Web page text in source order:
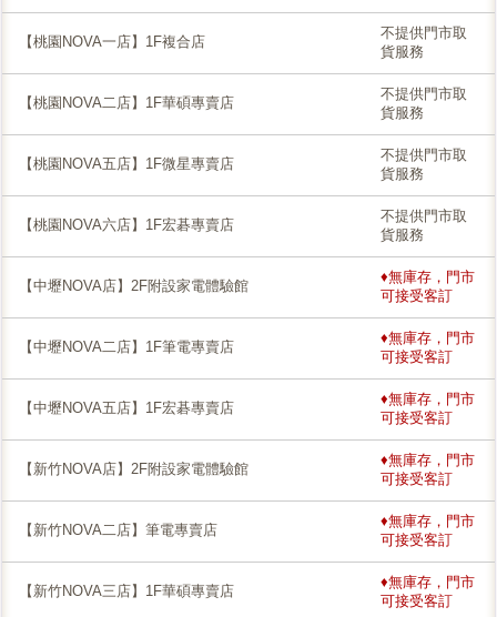
【桃園NOVA一店】1F複合店
不提供門市取
貨服務
【桃園NOVA二店】1F華碩專賣店
不提供門市取
貨服務
【桃園NOVA五店】1F微星專賣店
不提供門市取
貨服務
【桃園NOVA六店】1F宏碁專賣店
不提供門市取
貨服務
【中壢NOVA店】2F附設家電體驗館
♦無庫存，門市
可接受客訂
【中壢NOVA二店】1F筆電專賣店
♦無庫存，門市
可接受客訂
【中壢NOVA五店】1F宏碁專賣店
♦無庫存，門市
可接受客訂
【新竹NOVA店】2F附設家電體驗館
♦無庫存，門市
可接受客訂
【新竹NOVA二店】筆電專賣店
♦無庫存，門市
可接受客訂
【新竹NOVA三店】1F華碩專賣店
♦無庫存，門市
可接受客訂